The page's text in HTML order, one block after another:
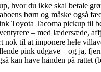
hvor du ikke skal betale
børn og måske også
Toyota Tacoma pickup til
– med lædersæde,
nok til at imponere hele
pink udgave – og ja,
kan have hånden på rattet